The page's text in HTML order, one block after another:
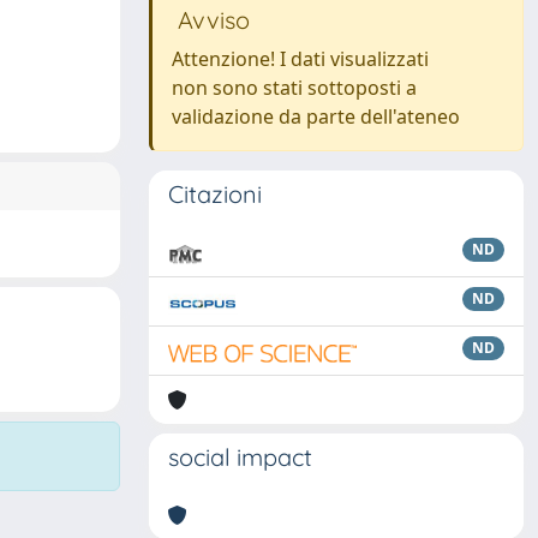
Avviso
Attenzione! I dati visualizzati
non sono stati sottoposti a
validazione da parte dell'ateneo
Citazioni
ND
ND
ND
social impact